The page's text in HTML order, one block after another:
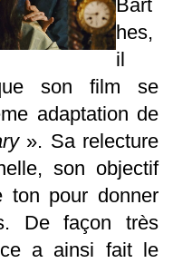
Bart
hes,
il
son film se
adaptation de
». Sa relecture
son objectif
ton pour donner
De façon très
a ainsi fait le